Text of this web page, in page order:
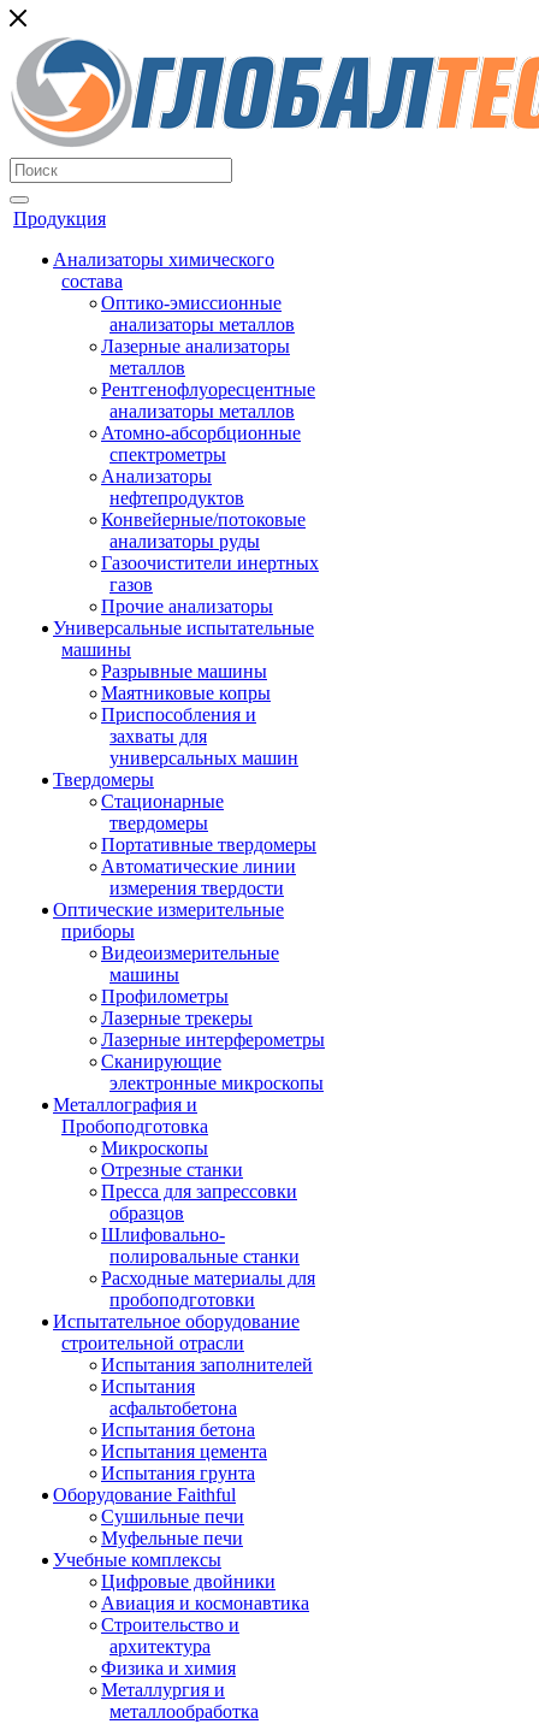
Продукция
Анализаторы химического
состава
Оптико-эмиссионные
анализаторы металлов
Лазерные анализаторы
металлов
Рентгенофлуоресцентные
анализаторы металлов
Атомно-абсорбционные
спектрометры
Анализаторы
нефтепродуктов
Конвейерные/потоковые
анализаторы руды
Газоочистители инертных
газов
Прочие анализаторы
Универсальные испытательные
машины
Разрывные машины
Маятниковые копры
Приспособления и
захваты для
универсальных машин
Твердомеры
Стационарные
твердомеры
Портативные твердомеры
Автоматические линии
измерения твердости
Оптические измерительные
приборы
Видеоизмерительные
машины
Профилометры
Лазерные трекеры
Лазерные интерферометры
Сканирующие
электронные микроскопы
Металлография и
Пробоподготовка
Микроскопы
Отрезные станки
Пресса для запрессовки
образцов
Шлифовально-
полировальные станки
Расходные материалы для
пробоподготовки
Испытательное оборудование
строительной отрасли
Испытания заполнителей
Испытания
асфальтобетона
Испытания бетона
Испытания цемента
Испытания грунта
Оборудование Faithful
Сушильные печи
Муфельные печи
Учебные комплексы
Цифровые двойники
Авиация и космонавтика
Строительство и
архитектура
Физика и химия
Металлургия и
металлообработка